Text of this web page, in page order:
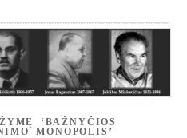
‘BAŽNYČIOS
MONOPOLIS’